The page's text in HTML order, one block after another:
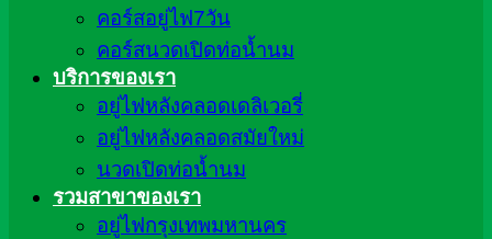
คอร์สอยู่ไฟ7วัน
คอร์สนวดเปิดท่อน้ำนม
บริการของเรา
อยู่ไฟหลังคลอดเดลิเวอรี่
อยู่ไฟหลังคลอดสมัยใหม่
นวดเปิดท่อน้ำนม
รวมสาขาของเรา
อยู่ไฟกรุงเทพมหานคร